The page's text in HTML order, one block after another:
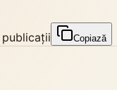
publicații Copiază